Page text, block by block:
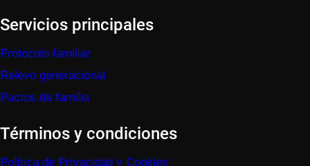
Servicios principales
Protocolo familiar
Relevo generacional
Pactos de familia
Términos y condiciones
Política de Privacidad y Cookies